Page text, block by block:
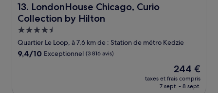
13. LondonHouse Chicago, Curio
Collection by Hilton
LondonHouse Chicago, Curio Collection by Hilton
Hébergement
4.5 étoiles
Quartier Le Loop, à 7,6 km de : Station de métro Kedzie
9.4
9,4/10 Exceptionnel (3 816 avis)
Le
nouveau
prix
244 €
taxes et frais compris
7 sept. - 8 sept.